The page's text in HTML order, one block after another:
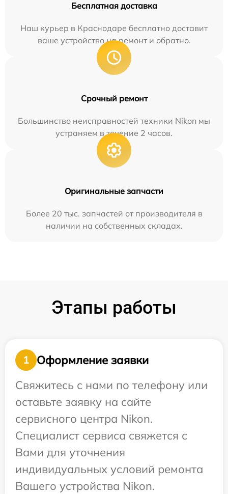
Бесплатная доставка
Наш курьер в Краснодаре бесплатно доставит
ваше устройство на ремонт и обратно.
Срочный ремонт
Большинство неисправностей техники Nikon мы
устраняем в течение 2 часов.
Оригинальные запчасти
Более 20 тыс. запчастей от производителя в
наличии на собственных складах.
Этапы работы
1
Оформление заявки
Свяжитесь с нами по телефону или
оставьте заявку на сайте
сервисного центра Nikon.
Специалист сервиса свяжется с
Вами для уточнения
индивидуальных условий ремонта
Вашего устройства Nikon.